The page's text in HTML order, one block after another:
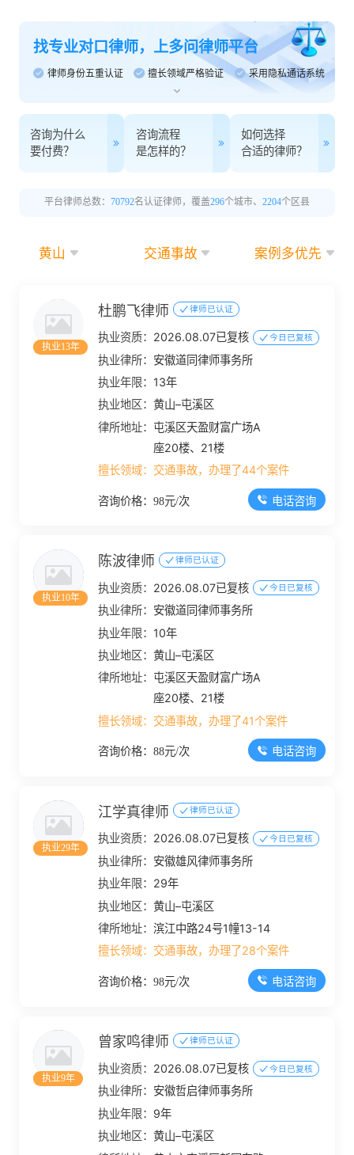
找专业对口律师，上多问律师平台
律师身份五重认证 擅长领域严格验证 采用隐私通话系统
咨询为什么
要付费？
咨询流程
是怎样的？
如何选择
合适的律师？
平台律师总数： 70792名认证律师，覆盖296个城市、 2204个区县
黄山 交通事故 案例多优先
执业13年
杜鹏飞律师 律师已认证
执业资质： 2026.08.07已复核 今日已复核
执业律所： 安徽道同律师事务所
执业年限： 13年
执业地区：黄山–屯溪区
律所地址： 屯溪区天盈财富广场A
座20楼、21楼
擅长领域： 交通事故，办理了44个案件
咨询价格：98元/次 电话咨询
执业10年
陈波律师 律师已认证
执业资质： 2026.08.07已复核 今日已复核
执业律所： 安徽道同律师事务所
执业年限： 10年
执业地区：黄山–屯溪区
律所地址： 屯溪区天盈财富广场A
座20楼、21楼
擅长领域： 交通事故，办理了41个案件
咨询价格：88元/次 电话咨询
执业29年
江学真律师 律师已认证
执业资质： 2026.08.07已复核 今日已复核
执业律所： 安徽雄风律师事务所
执业年限： 29年
执业地区：黄山–屯溪区
律所地址：滨江中路24号1幢13-14
擅长领域： 交通事故，办理了28个案件
咨询价格：98元/次 电话咨询
执业9年
曾家鸣律师 律师已认证
执业资质： 2026.08.07已复核 今日已复核
执业律所： 安徽哲启律师事务所
执业年限： 9年
执业地区：黄山–屯溪区